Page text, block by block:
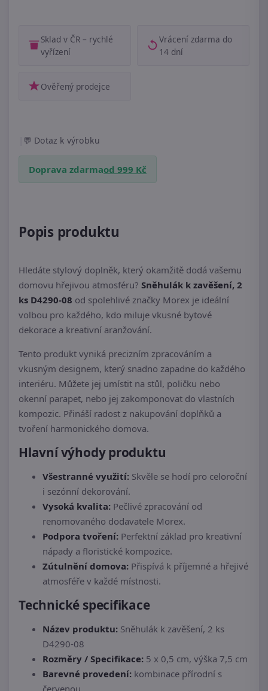
Sklad v ČR – rychlé
vyřízení
Vrácení zdarma do
14 dní
Ověřený prodejce
Dotaz k výrobku
Doprava zdarmaod 999 Kč
Popis produktu
Hledáte stylový doplněk, který okamžitě dodá vašemu
domovu hřejivou atmosféru? Sněhulák k zavěšení, 2
ks D4290-08 od spolehlivé značky Morex je ideální
volbou pro každého, kdo miluje vkusné bytové
dekorace a kreativní aranžování.
Tento produkt vyniká precizním zpracováním a
vkusným designem, který snadno zapadne do každého
interiéru. Můžete jej umístit na stůl, poličku nebo
okenní parapet, nebo jej zakomponovat do vlastních
kompozic. Přináší radost z nakupování doplňků a
tvoření harmonického domova.
Hlavní výhody produktu
Všestranné využití: Skvěle se hodí pro celoroční
i sezónní dekorování.
Vysoká kvalita: Pečlivé zpracování od
renomovaného dodavatele Morex.
Podpora tvoření: Perfektní základ pro kreativní
nápady a floristické kompozice.
Zútulnění domova: Přispívá k příjemné a hřejivé
atmosféře v každé místnosti.
Technické specifikace
Název produktu: Sněhulák k zavěšení, 2 ks
D4290-08
Rozměry / Specifikace: 5 x 0,5 cm, výška 7,5 cm
Barevné provedení: kombinace přírodní s